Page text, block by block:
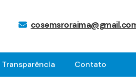
Transparência Contato